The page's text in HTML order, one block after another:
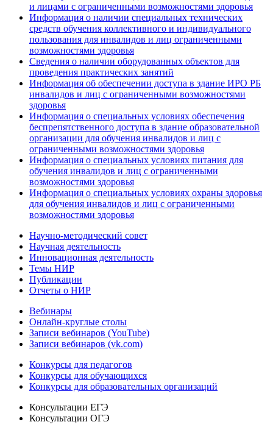
и лицами с ограниченными возможностями здоровья
Информация о наличии специальных технических
средств обучения коллективного и индивидуального
пользования для инвалидов и лиц ограниченными
возможностями здоровья
Сведения о наличии оборудованных объектов для
проведения практических занятий
Информация об обеспечении доступа в здание ИРО РБ
инвалидов и лиц с ограниченными возможностями
здоровья
Информация о специальных условиях обеспечения
беспрепятственного доступа в здание образовательной
организации для обучения инвалидов и лиц с
ограниченными возможностями здоровья
Информация о специальных условиях питания для
обучения инвалидов и лиц с ограниченными
возможностями здоровья
Информация о специальных условиях охраны здоровья
для обучения инвалидов и лиц с ограниченными
возможностями здоровья
Научно-методический совет
Научная деятельность
Инновационная деятельность
Темы НИР
Публикации
Отчеты о НИР
Вебинары
Онлайн-круглые столы
Записи вебинаров (YouTube)
Записи вебинаров (vk.com)
Конкурсы для педагогов
Конкурсы для обучающихся
Конкурсы для образовательных организаций
Консультации ЕГЭ
Консультации ОГЭ